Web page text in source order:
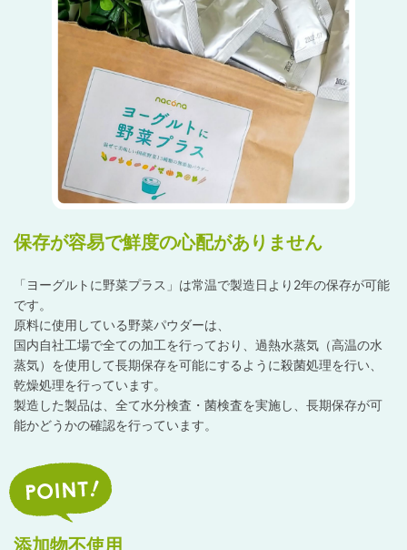
保存が容易で鮮度の心配がありません
「ヨーグルトに野菜プラス」は常温で製造日より2年の保存が可能
です。
原料に使用している野菜パウダーは、
国内自社工場で全ての加工を行っており、過熱水蒸気（高温の水
蒸気）を使用して長期保存を可能にするように殺菌処理を行い、
乾燥処理を行っています。
製造した製品は、全て水分検査・菌検査を実施し、長期保存が可
能かどうかの確認を行っています。
添加物不使用